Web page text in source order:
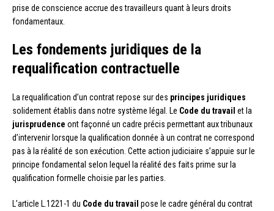
prise de conscience accrue des travailleurs quant à leurs droits
fondamentaux.
Les fondements juridiques de la
requalification contractuelle
La requalification d’un contrat repose sur des principes juridiques
solidement établis dans notre système légal. Le Code du travail et la
jurisprudence ont façonné un cadre précis permettant aux tribunaux
d’intervenir lorsque la qualification donnée à un contrat ne correspond
pas à la réalité de son exécution. Cette action judiciaire s’appuie sur le
principe fondamental selon lequel la réalité des faits prime sur la
qualification formelle choisie par les parties.
L’article L.1221-1 du Code du travail pose le cadre général du contrat